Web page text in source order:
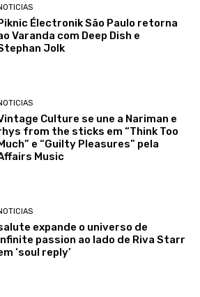
Électronik São Paulo retorna
Varanda com Deep Dish e
Jolk
Culture se une a Nariman e
from the sticks em “Think Too
e “Guilty Pleasures” pela
Music
expande o universo de
passion ao lado de Riva Starr
‘soul reply’